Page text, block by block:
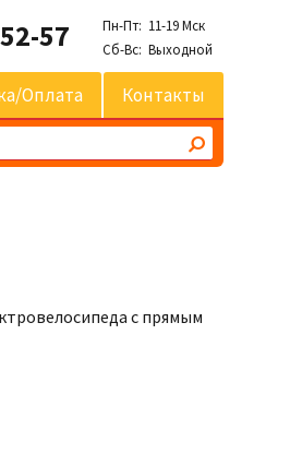
57
Пн-Пт: 11-19 Мск
Сб-Вс: Выходной
оплата Контакты
с прямым